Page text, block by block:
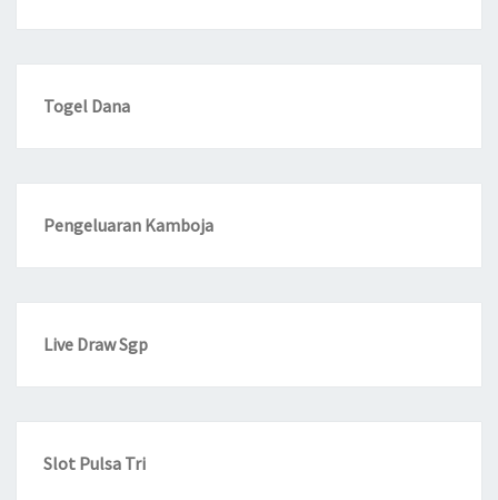
Togel Dana
Pengeluaran Kamboja
Live Draw Sgp
Slot Pulsa Tri